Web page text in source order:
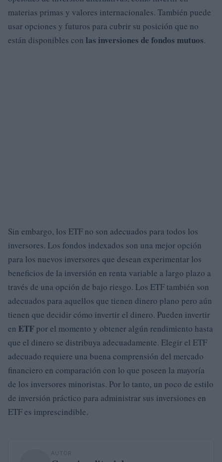
materias primas y valores internacionales. También puede
usar opciones y futuros para cubrir su posición que no
están disponibles con las inversiones de fondos mutuos.
Sin embargo, los ETF no son adecuados para todos los
inversores. Los fondos indexados son una mejor opción
para los nuevos inversores que desean experimentar los
beneficios de la inversión en renta variable a largo plazo a
través de una opción de bajo riesgo. Los ETF también son
adecuados para aquellos que tienen dinero plano pero aún
tienen que decidir cómo invertir el dinero. Pueden invertir
en ETF por el momento y obtener algún rendimiento hasta
que el dinero se distribuya adecuadamente. Elegir el ETF
adecuado requiere una buena comprensión del mercado
financiero en comparación con lo que poseen la mayoría
de los inversores minoristas. Por lo tanto, un poco de estilo
de inversión práctico para administrar sus inversiones en
ETF es imprescindible.
AUTOR